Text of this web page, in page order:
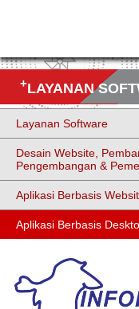
+LAYANAN
Layanan Software
Desain Website,
Pengembangan &
Aplikasi Berbasis
Aplikasi Berbasis